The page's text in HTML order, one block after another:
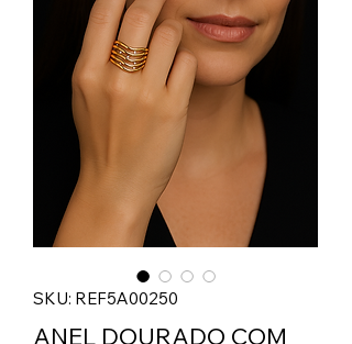
SKU: REF5A00250
ANEL DOURADO COM